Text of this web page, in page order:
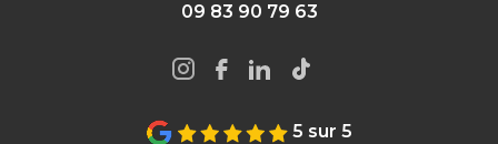
09 83 90 79 63
5 sur 5